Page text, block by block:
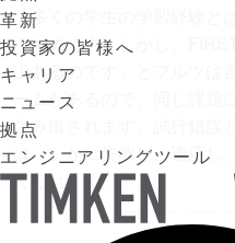
革新
投資家の皆様へ
キャリア
ニュース
拠点
エンジニアリングツール
TIMKEN
WORLD
「多くの学生の学習経験と
うものです。しかし、
上あるのです」とフルツは
ームがあるので、同じ課題
生み出されます。試行錯誤
は、いかに失敗し、適応し
てくれます。」